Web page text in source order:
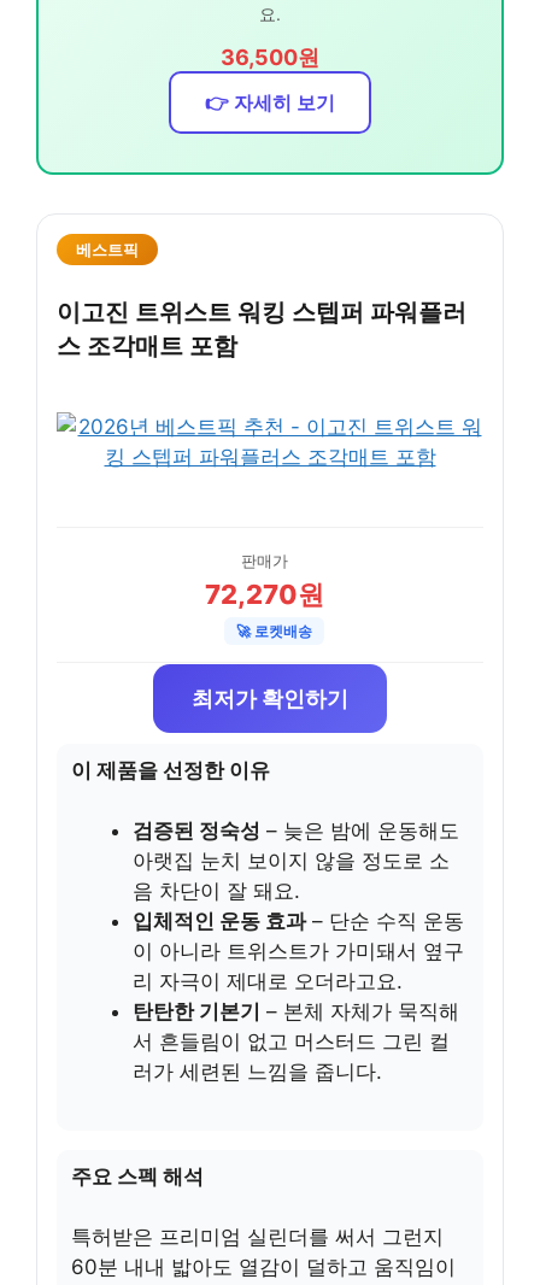
요.
36,500원
👉 자세히 보기
베스트픽
이고진 트위스트 워킹 스텝퍼 파워플러
스 조각매트 포함
판매가
72,270원
🚀 로켓배송
최저가 확인하기
이 제품을 선정한 이유
검증된 정숙성 – 늦은 밤에 운동해도
아랫집 눈치 보이지 않을 정도로 소
음 차단이 잘 돼요.
입체적인 운동 효과– 단순 수직 운동
이 아니라 트위스트가 가미돼서 옆구
리 자극이 제대로 오더라고요.
탄탄한 기본기 – 본체 자체가 묵직해
서 흔들림이 없고 머스터드 그린 컬
러가 세련된 느낌을 줍니다.
주요 스펙 해석
특허받은 프리미엄 실린더를 써서 그런지
60분 내내 밟아도 열감이 덜하고 움직임이